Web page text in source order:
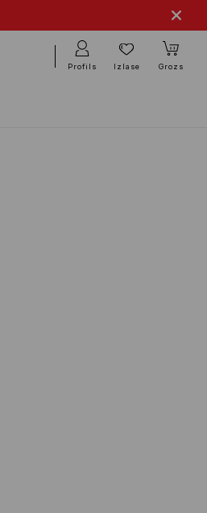
Profils Izlase Grozs